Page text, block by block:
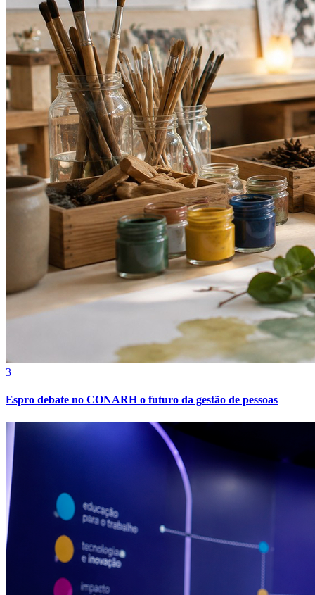
Internacional
Atlético-MG
3
Espro debate no CONARH o futuro da gestão de pessoas